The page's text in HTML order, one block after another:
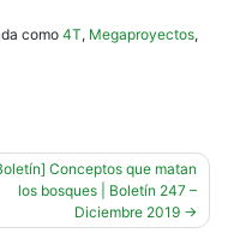
como4T, Megaproyectos,
Conceptos que matan
los bosques | Boletín 247 –
Diciembre 2019